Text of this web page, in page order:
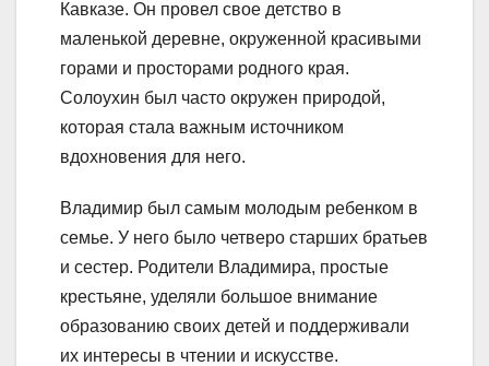
Кавказе. Он провел свое детство в
маленькой деревне, окруженной красивыми
горами и просторами родного края.
Солоухин был часто окружен природой,
которая стала важным источником
вдохновения для него.
Владимир был самым молодым ребенком в
семье. У него было четверо старших братьев
и сестер. Родители Владимира, простые
крестьяне, уделяли большое внимание
образованию своих детей и поддерживали
их интересы в чтении и искусстве.